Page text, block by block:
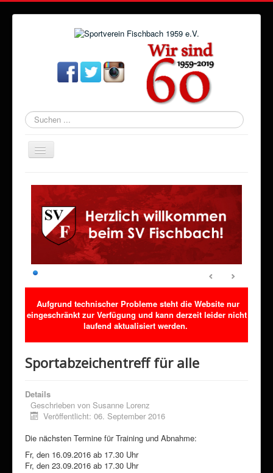
Suchen
...
Navigation
an/aus
Aktuelles
Verein
Abteilungen
Veranstaltungen
Förderverein
Kontakt
Klimaschutz
Aufgrund technischer Probleme steht die Website nur
eingeschränkt zur Verfügung und kann derzeit leider nicht
laufend aktualisiert werden.
Sportabzeichentreff für alle
Details
Geschrieben von Susanne Lorenz
Veröffentlicht: 06. September 2016
Die nächsten Termine für Training und Abnahme:
Fr, den 16.09.2016 ab 17.30 Uhr
Fr, den 23.09.2016 ab 17.30 Uhr